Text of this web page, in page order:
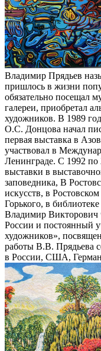
Владимир Прядьев
пришлось в жизни
обязательно посещал
галереи, приобретал
художников. В 1989
О.С. Донцова начал
первая выставка в
участвовал в
Ленинграде. С 1992 по
выставки в
заповедника, В
искусств, в
Горького, в
Владимир Викторович
России и постоянный
художников»,
работы В.В. Прядьева
в России, США,